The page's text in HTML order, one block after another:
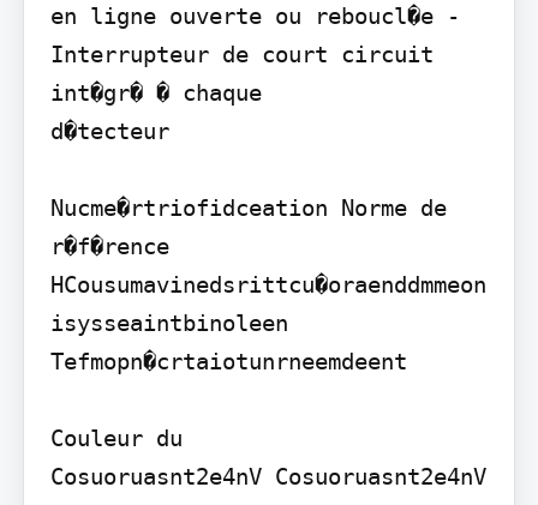
en ligne ouverte ou reboucl�e -
Interrupteur de court circuit
int�gr� � chaque
d�tecteur
Nucme�rtriofidceation Norme de
r�f�rence
HCousumavinedsrittcu�oraenddmmeon
isysseaintbinoleen
Tefmopn�crtaiotunrneemdeent
Couleur du
Cosuoruasnt2e4nV Cosuoruasnt2e4nV